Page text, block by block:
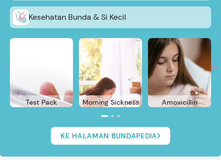
Kesehatan Bunda & Si Kecil
Test Pack Morning Sickness Amoxicillin
KE HALAMAN BUNDAPEDIA